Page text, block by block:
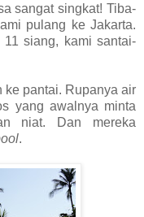
sangat singkat! Tiba-
pulang ke Jakarta.
siang, kami santai-
ke pantai. Rupanya air
yang awalnya minta
niat. Dan mereka
.